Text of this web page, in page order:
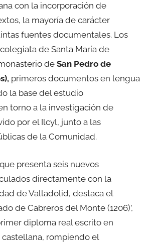
con la incorporación de
la mayoría de carácter
fuentes documentales. Los
de Santa María de
de San Pedro de
primeros documentos en lengua
la base del estudio
torno a la investigación de
por el Ilcyl, junto a las
de la Comunidad.
presenta seis nuevos
directamente con la
de Valladolid, destaca el
de Cabreros del Monte (1206)’,
diploma real escrito en
rompiendo el